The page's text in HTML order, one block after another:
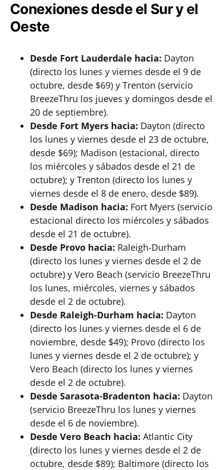
Conexiones desde el Sur y el
Oeste
Desde Fort Lauderdale hacia: Dayton
(directo los lunes y viernes desde el 9 de
octubre, desde $69) y Trenton (servicio
BreezeThru los jueves y domingos desde el
20 de septiembre).
Desde Fort Myers hacia: Dayton (directo
los lunes y viernes desde el 23 de octubre,
desde $69); Madison (estacional, directo
los miércoles y sábados desde el 21 de
octubre); y Trenton (directo los lunes y
viernes desde el 8 de enero, desde $89).
Desde Madison hacia: Fort Myers (servicio
estacional directo los miércoles y sábados
desde el 21 de octubre).
Desde Provo hacia: Raleigh-Durham
(directo los lunes y viernes desde el 2 de
octubre) y Vero Beach (servicio BreezeThru
los lunes, miércoles, viernes y sábados
desde el 2 de octubre).
Desde Raleigh-Durham hacia: Dayton
(directo los lunes y viernes desde el 6 de
noviembre, desde $49); Provo (directo los
lunes y viernes desde el 2 de octubre); y
Vero Beach (directo los lunes y viernes
desde el 2 de octubre).
Desde Sarasota-Bradenton hacia: Dayton
(servicio BreezeThru los lunes y viernes
desde el 6 de noviembre).
Desde Vero Beach hacia: Atlantic City
(directo los lunes y viernes desde el 2 de
octubre, desde $89); Baltimore (directo los